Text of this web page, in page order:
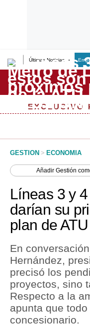
Últimas Noticias
Lo último
Peru Quiosco
Management & Empleo
Perú
Política
Finanzas Personales
Inmobiliarias
Plus G
Opinión
EXCLUSIVO
GESTION > ECONOMIA
AñadirGestión
Líneas 3 y
darían su
plan de
En
Hernández,
precisó los
proyectos, sino
Respecto a la
apunta que
concesionario.